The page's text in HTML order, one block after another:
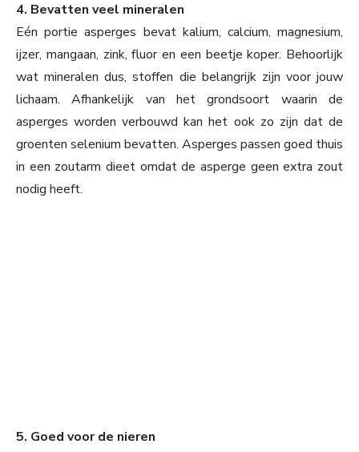
4. Bevatten veel mineralen
Eén portie asperges bevat kalium, calcium, magnesium,
ijzer, mangaan, zink, fluor en een beetje koper. Behoorlijk
wat mineralen dus, stoffen die belangrijk zijn voor jouw
lichaam. Afhankelijk van het grondsoort waarin de
asperges worden verbouwd kan het ook zo zijn dat de
groenten selenium bevatten. Asperges passen goed thuis
in een zoutarm dieet omdat de asperge geen extra zout
nodig heeft.
5. Goed voor de nieren